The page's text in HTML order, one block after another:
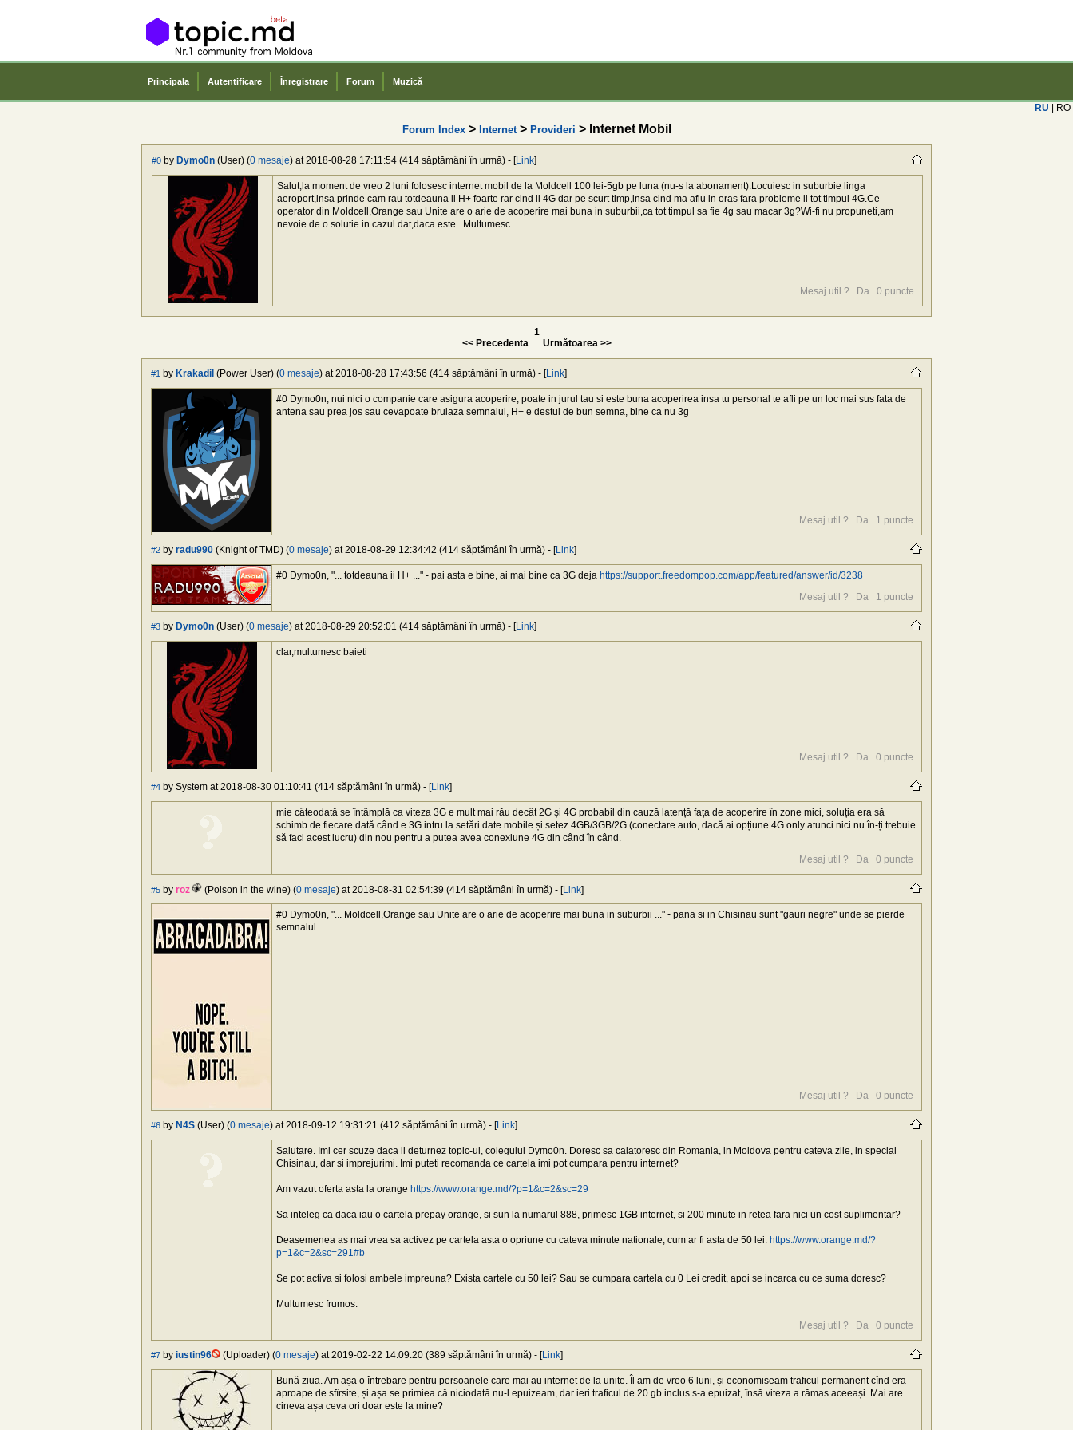
Principala Autentificare Înregistrare Forum Muzică
RU | RO
Forum Index> Internet> Provideri > Internet Mobil
#0 by Dymo0n (User) (0 mesaje) at 2018-08-28 17:11:54 (414 săptămâni în urmă) - [Link]
Salut,la moment de vreo 2 luni folosesc internet mobil de la Moldcell 100 lei-5gb pe luna (nu-s la abonament).Locuiesc in suburbie linga
aeroport,insa prinde cam rau totdeauna ii H+ foarte rar cind ii 4G dar pe scurt timp,insa cind ma aflu in oras fara probleme ii tot timpul 4G.Ce
operator din Moldcell,Orange sau Unite are o arie de acoperire mai buna in suburbii,ca tot timpul sa fie 4g sau macar 3g?Wi-fi nu propuneti,am
nevoie de o solutie in cazul dat,daca este...Multumesc.
Mesaj util ? Da 0 puncte
1
<< Precedenta
Următoarea >>
#1 by Krakadil (Power User) (0 mesaje) at 2018-08-28 17:43:56 (414 săptămâni în urmă) - [Link]
#0 Dymo0n, nui nici o companie care asigura acoperire, poate in jurul tau si este buna acoperirea insa tu personal te afli pe un loc mai sus fata de
antena sau prea jos sau cevapoate bruiaza semnalul, H+ e destul de bun semna, bine ca nu 3g
Mesaj util ? Da 1 puncte
#2 by radu990 (Knight of TMD) (0 mesaje) at 2018-08-29 12:34:42 (414 săptămâni în urmă) - [Link]
#0 Dymo0n, "... totdeauna ii H+ ..." - pai asta e bine, ai mai bine ca 3G deja https://support.freedompop.com/app/featured/answer/id/3238
Mesaj util ?
Da 1 puncte
#3 by Dymo0n (User) (0 mesaje) at 2018-08-29 20:52:01 (414 săptămâni în urmă) - [Link]
clar,multumesc baieti
Mesaj util ? Da 0 puncte
#4 by System at 2018-08-30 01:10:41 (414 săptămâni în urmă) - [Link]
mie câteodată se întâmplă ca viteza 3G e mult mai rău decât 2G și 4G probabil din cauză latență fața de acoperire în zone mici, soluția era să
schimb de fiecare dată când e 3G intru la setări date mobile și setez 4GB/3GB/2G (conectare auto, dacă ai opțiune 4G only atunci nici nu în-ți trebuie
să faci acest lucru) din nou pentru a putea avea conexiune 4G din când în când.
Mesaj util ?
Da 0 puncte
#5 by roz (Poison in the wine) (0 mesaje) at 2018-08-31 02:54:39 (414 săptămâni în urmă) - [Link]
#0 Dymo0n, "... Moldcell,Orange sau Unite are o arie de acoperire mai buna in suburbii ..." - pana si in Chisinau sunt "gauri negre" unde se pierde
semnalul
Mesaj util ? Da 0 puncte
#6 by N4S (User) (0 mesaje) at 2018-09-12 19:31:21 (412 săptămâni în urmă) - [Link]
Salutare. Imi cer scuze daca ii deturnez topic-ul, colegului Dymo0n. Doresc sa calatoresc din Romania, in Moldova pentru cateva zile, in special
Chisinau, dar si imprejurimi. Imi puteti recomanda ce cartela imi pot cumpara pentru internet?
Am vazut oferta asta la orange https://www.orange.md/?p=1&c=2&sc=29
Sa inteleg ca daca iau o cartela prepay orange, si sun la numarul 888, primesc 1GB internet, si 200 minute in retea fara nici un cost suplimentar?
Deasemenea as mai vrea sa activez pe cartela asta o opriune cu cateva minute nationale, cum ar fi asta de 50 lei. https://www.orange.md/?
p=1&c=2&sc=291#b
Se pot activa si folosi ambele impreuna? Exista cartele cu 50 lei? Sau se cumpara cartela cu 0 Lei credit, apoi se incarca cu ce suma doresc?
Multumesc frumos.
Mesaj util ?
Da 0 puncte
#7 by iustin96 (Uploader) (0 mesaje) at 2019-02-22 14:09:20 (389 săptămâni în urmă) - [Link]
Bună ziua. Am așa o întrebare pentru persoanele care mai au internet de la unite. Îl am de vreo 6 luni, și economiseam traficul permanent cînd era
aproape de sfîrsite, și așa se primiea că niciodată nu-l epuizeam, dar ieri traficul de 20 gb inclus s-a epuizat, însă viteza a rămas aceeași. Mai are
cineva așa ceva ori doar este la mine?